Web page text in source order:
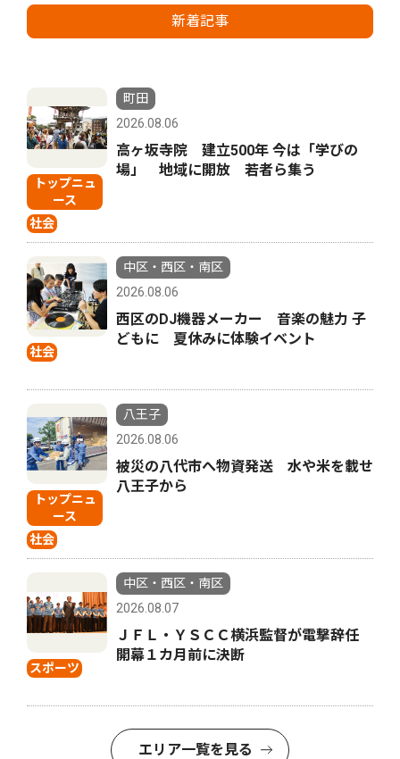
新着記事
トップニュ
ース
社会
町田
2026.08.06
高ヶ坂寺院 建立500年 今は「学びの
場」 地域に開放 若者ら集う
社会
中区・西区・南区
2026.08.06
西区のDJ機器メーカー 音楽の魅力 子
どもに 夏休みに体験イベント
トップニュ
ース
社会
八王子
2026.08.06
被災の八代市へ物資発送 水や米を載せ
八王子から
スポーツ
中区・西区・南区
2026.08.07
ＪＦＬ・ＹＳＣＣ横浜監督が電撃辞任
開幕１カ月前に決断
エリア一覧を見る